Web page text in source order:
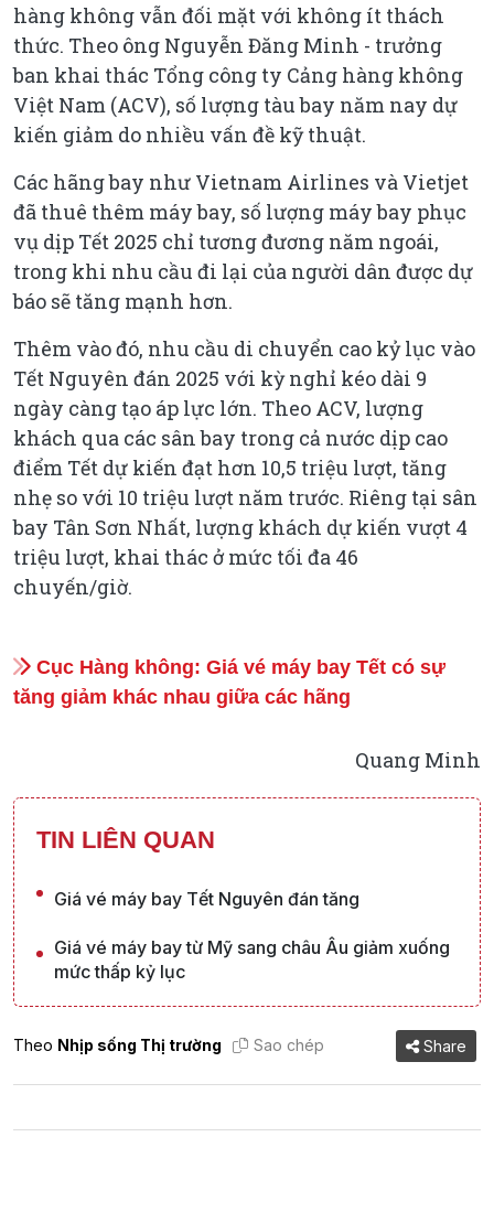
hàng không vẫn đối mặt với không ít thách
thức. Theo ông Nguyễn Đăng Minh - trưởng
ban khai thác Tổng công ty Cảng hàng không
Việt Nam (ACV), số lượng tàu bay năm nay dự
kiến giảm do nhiều vấn đề kỹ thuật.
Các hãng bay như Vietnam Airlines và Vietjet
đã thuê thêm máy bay, số lượng máy bay phục
vụ dịp Tết 2025 chỉ tương đương năm ngoái,
trong khi nhu cầu đi lại của người dân được dự
báo sẽ tăng mạnh hơn.
Thêm vào đó, nhu cầu di chuyển cao kỷ lục vào
Tết Nguyên đán 2025 với kỳ nghỉ kéo dài 9
ngày càng tạo áp lực lớn. Theo ACV, lượng
khách qua các sân bay trong cả nước dịp cao
điểm Tết dự kiến đạt hơn 10,5 triệu lượt, tăng
nhẹ so với 10 triệu lượt năm trước. Riêng tại sân
bay Tân Sơn Nhất, lượng khách dự kiến vượt 4
triệu lượt, khai thác ở mức tối đa 46
chuyến/giờ.
Cục Hàng không: Giá vé máy bay Tết có sự
tăng giảm khác nhau giữa các hãng
Quang Minh
TIN LIÊN QUAN
Giá vé máy bay Tết Nguyên đán tăng
Giá vé máy bay từ Mỹ sang châu Âu giảm xuống
mức thấp kỷ lục
Theo Nhịp sống Thị trường Sao chép Share